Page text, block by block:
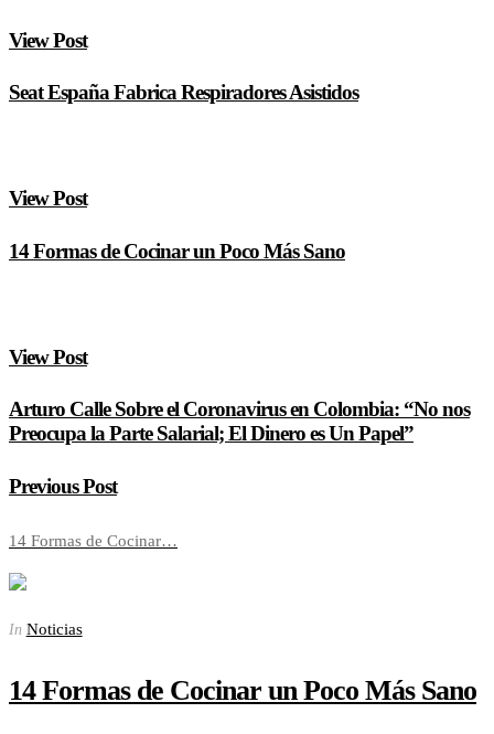
View Post
Seat España Fabrica Respiradores Asistidos
View Post
14 Formas de Cocinar un Poco Más Sano
View Post
Arturo Calle Sobre el Coronavirus en Colombia: “No nos
Preocupa la Parte Salarial; El Dinero es Un Papel”
Previous Post
14 Formas de Cocinar…
In Noticias
14 Formas de Cocinar un Poco Más Sano